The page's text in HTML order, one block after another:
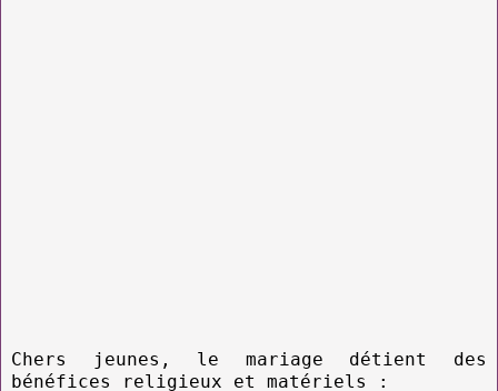
Chers jeunes, le mariage détient des
bénéfices religieux et matériels :